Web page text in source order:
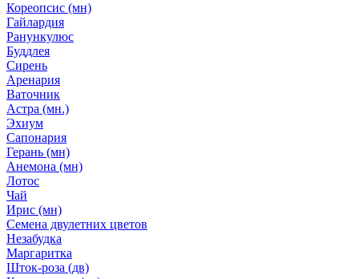
Кореопсис (мн)
Гайлардия
Ранункулюс
Буддлея
Сирень
Аренария
Ваточник
Астра (мн.)
Эхиум
Сапонария
Герань (мн)
Анемона (мн)
Лотос
Чай
Ирис (мн)
Семена двулетних цветов
Незабудка
Маргаритка
Шток-роза (дв)